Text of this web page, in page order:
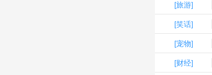
[旅游]
[笑话]
[宠物]
[财经]